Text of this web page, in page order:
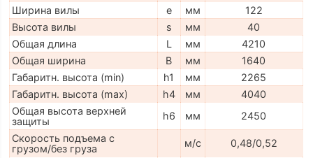
Ширина вилы e мм
122
Высота вилы
s мм
40
Общая длина
L мм
4210
Общая ширина
B мм
1640
Габаритн. высота (min)
h1 мм
2265
Габаритн. высота (max)
h4 мм
4040
Общая высота верхней
защиты
h6 мм
2450
Скорость подъема с
грузом/без груза
м/с
0,48/0,52